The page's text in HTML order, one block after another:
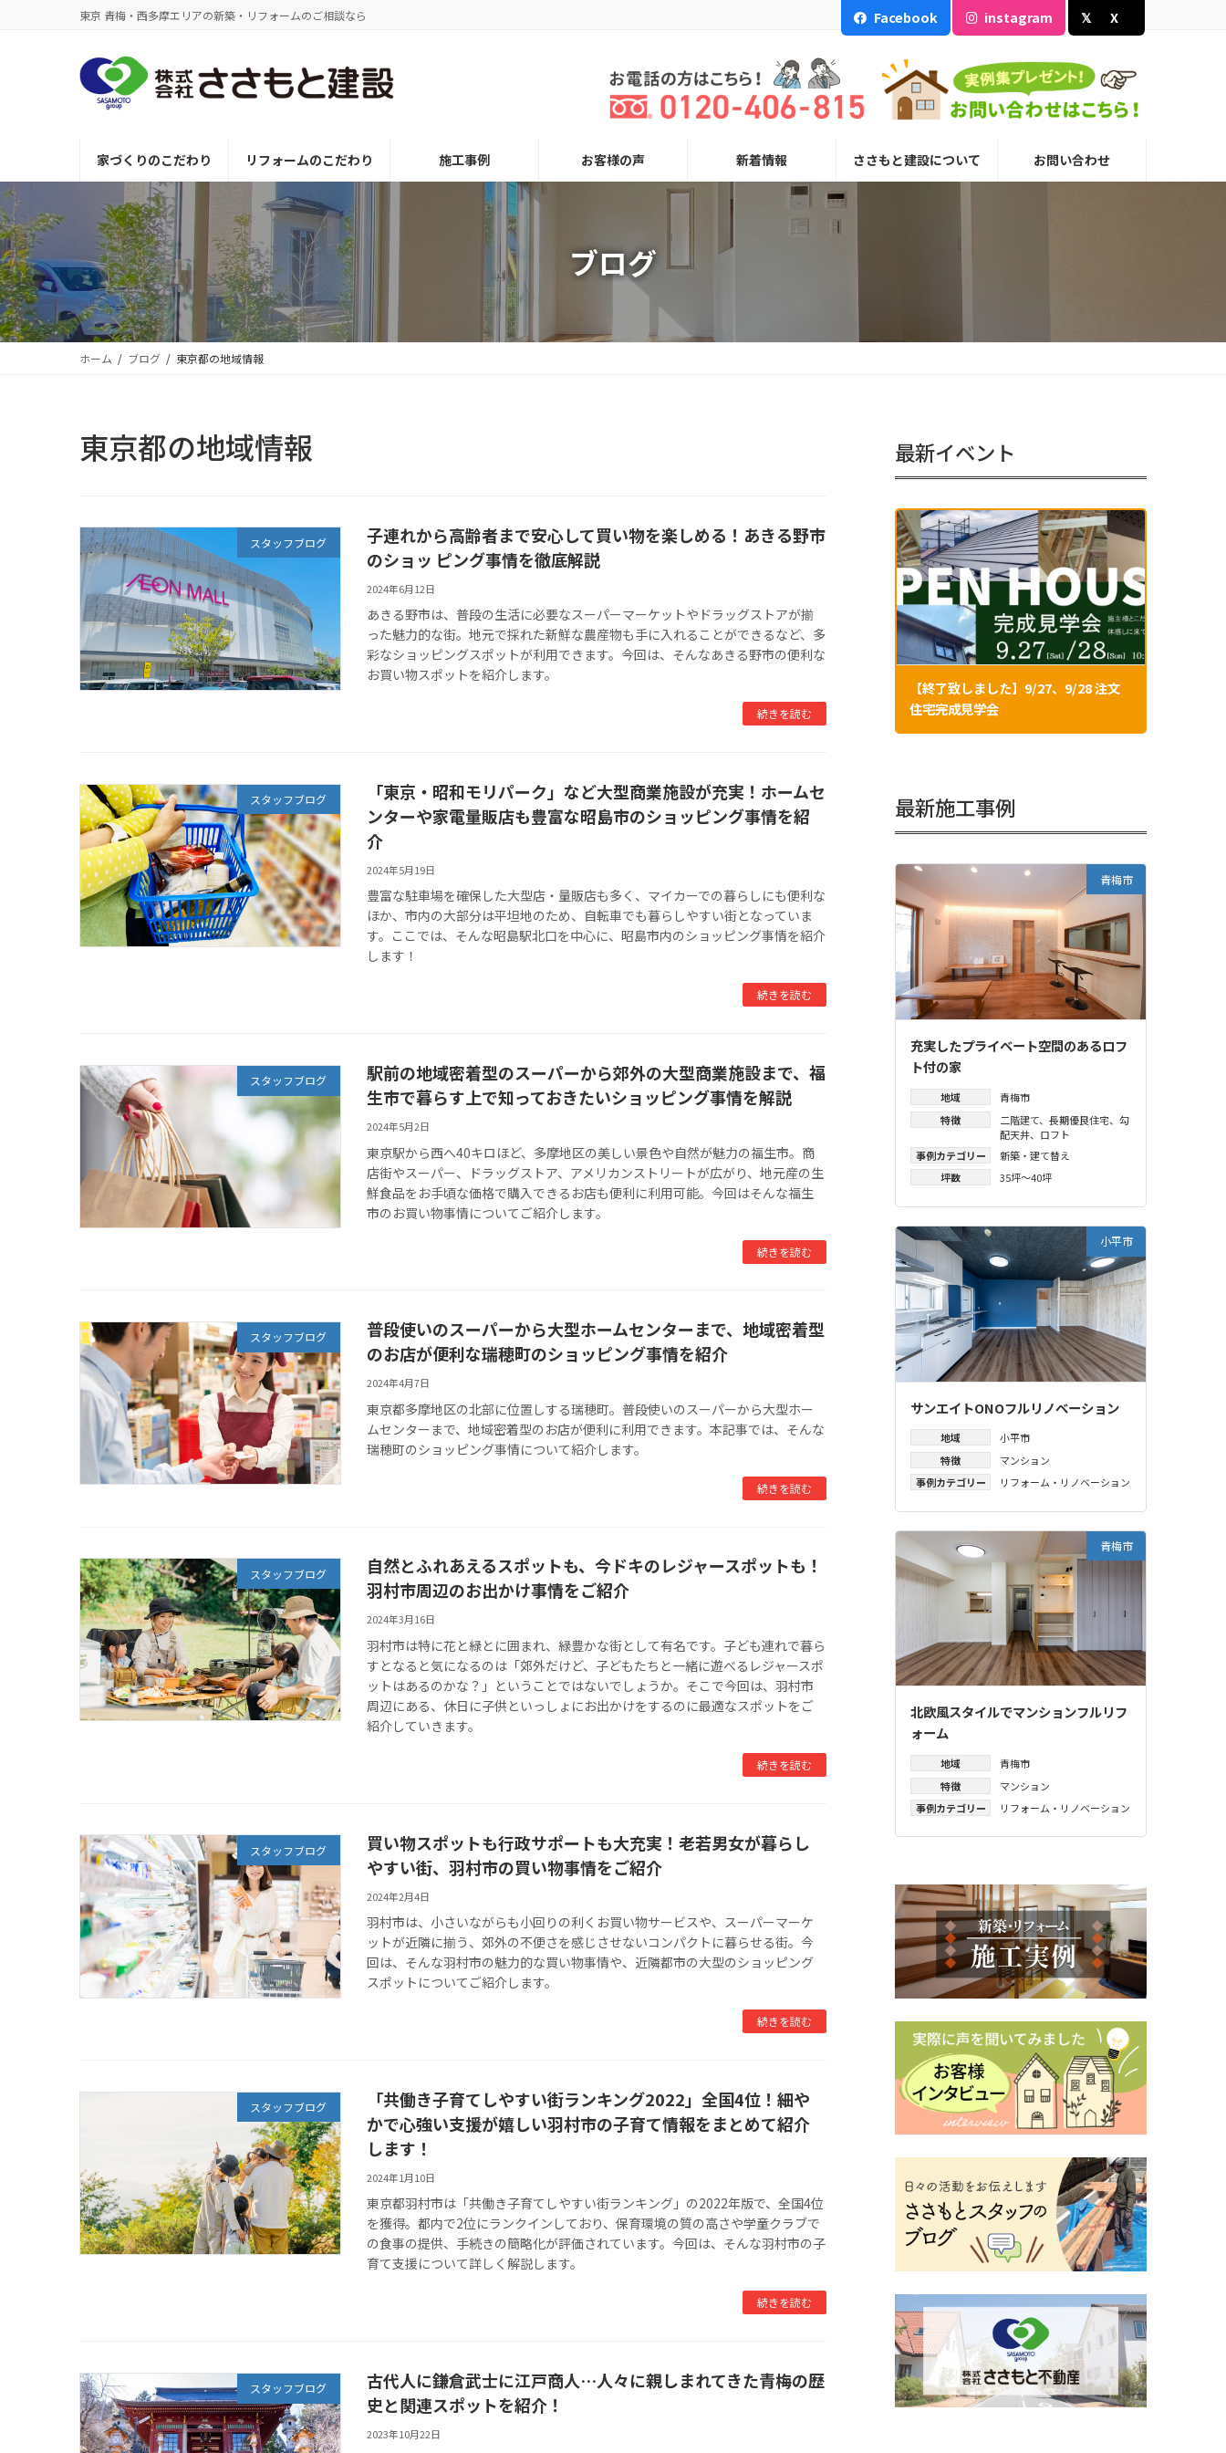
ッ
プ
移
動
東京 青梅・西多摩エリアの新築・リフォームのご相談なら Facebook instagram X
家づくりのこだわり リフォームのこだわり 施工事例 お客様の声 新着情報 ささもと建設について お問い合わせ
ブログ
ホーム ブログ 東京都の地域情報
東京都の地域情報
スタッフブログ
子連れから高齢者まで安心して買い物を楽しめる！あきる野市
のショッ ピング事情を徹底解説
2024年6月12日
あきる野市は、普段の生活に必要なスーパーマーケットやドラッグストアが揃
った魅力的な街。地元で採れた新鮮な農産物も手に入れることができるなど、多
彩なショッピングスポットが利用できます。今回は、そんなあきる野市の便利な
お買い物スポットを紹介します。
続きを読む
スタッフブログ
「東京・昭和モリパーク」など大型商業施設が充実！ホームセ
ンターや家電量販店も豊富な昭島市のショッピング事情を紹
介
2024年5月19日
豊富な駐車場を確保した大型店・量販店も多く、マイカーでの暮らしにも便利な
ほか、市内の大部分は平坦地のため、自転車でも暮らしやすい街となっていま
す。ここでは、そんな昭島駅北口を中心に、昭島市内のショッピング事情を紹介
します！
続きを読む
スタッフブログ
駅前の地域密着型のスーパーから郊外の大型商業施設まで、福
生市で暮らす上で知っておきたいショッピング事情を解説
2024年5月2日
東京駅から西へ40キロほど、多摩地区の美しい景色や自然が魅力の福生市。商
店街やスーパー、ドラッグストア、アメリカンストリートが広がり、地元産の生
鮮食品をお手頃な価格で購入できるお店も便利に利用可能。今回はそんな福生
市のお買い物事情についてご紹介します。
続きを読む
スタッフブログ
普段使いのスーパーから大型ホームセンターまで、地域密着型
のお店が便利な瑞穂町のショッピング事情を紹介
2024年4月7日
東京都多摩地区の北部に位置しする瑞穂町。普段使いのスーパーから大型ホー
ムセンターまで、地域密着型のお店が便利に利用できます。本記事では、そんな
瑞穂町のショッピング事情について紹介します。
続きを読む
スタッフブログ
自然とふれあえるスポットも、今ドキのレジャースポットも！
羽村市周辺のお出かけ事情をご紹介
2024年3月16日
羽村市は特に花と緑とに囲まれ、緑豊かな街として有名です。子ども連れで暮ら
すとなると気になるのは「郊外だけど、子どもたちと一緒に遊べるレジャースポ
ットはあるのかな？」ということではないでしょうか。そこで今回は、羽村市
周辺にある、休日に子供といっしょにお出かけをするのに最適なスポットをご
紹介していきます。
続きを読む
スタッフブログ
買い物スポットも行政サポートも大充実！老若男女が暮らし
やすい街、羽村市の買い物事情をご紹介
2024年2月4日
羽村市は、小さいながらも小回りの利くお買い物サービスや、スーパーマーケ
ットが近隣に揃う、郊外の不便さを感じさせないコンパクトに暮らせる街。今
回は、そんな羽村市の魅力的な買い物事情や、近隣都市の大型のショッピング
スポットについてご紹介します。
続きを読む
スタッフブログ
「共働き子育てしやすい街ランキング2022」全国4位！細や
かで心強い支援が嬉しい羽村市の子育て情報をまとめて紹介
します！
2024年1月10日
東京都羽村市は「共働き子育てしやすい街ランキング」の2022年版で、全国4位
を獲得。都内で2位にランクインしており、保育環境の質の高さや学童クラブで
の食事の提供、手続きの簡略化が評価されています。今回は、そんな羽村市の子
育て支援について詳しく解説します。
続きを読む
スタッフブログ
古代人に鎌倉武士に江戸商人…人々に親しまれてきた青梅の歴
史と関連スポットを紹介！
2023年10月22日
最新イベント
【終了致しました】9/27、9/28 注文
住宅完成見学会
最新施工事例
青梅市
充実したプライベート空間のあるロフ
ト付の家
地域
青梅市
特徴
二階建て、 長期優良住宅、 勾
配天井、 ロフト
事例カテゴリー
新築・建て替え
坪数
35坪～40坪
小平市
サンエイトONOフルリノベーション
地域
小平市
特徴
マンション
事例カテゴリー
リフォーム・リノベーション
青梅市
北欧風スタイルでマンションフルリフ
ォーム
地域
青梅市
特徴
マンション
事例カテゴリー
リフォーム・リノベーション